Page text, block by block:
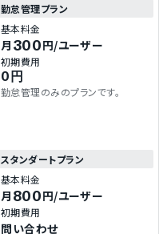
勤怠管理プラン
基本料金
月 300円/ユーザー
初期費用
0円
勤怠管理のみのプランです。
スタンダートプラン
基本料金
月 800円/ユーザー
初期費用
問い合わせ